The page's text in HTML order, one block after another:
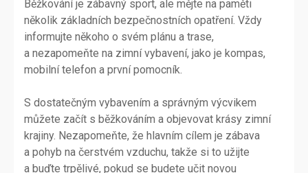
Běžkování je zábavný sport, ale mějte na paměti
několik základních bezpečnostních opatření. Vždy
informujte někoho o svém plánu a trase,
a nezapomeňte na zimní vybavení, jako je kompas,
mobilní telefon a první pomocník.
S dostatečným vybavením a správným výcvikem
můžete začít s běžkováním a objevovat krásy zimní
krajiny. Nezapomeňte, že hlavním cílem je zábava
a pohyb na čerstvém vzduchu, takže si to užijte
a buďte trpělivé, pokud se budete učit novou